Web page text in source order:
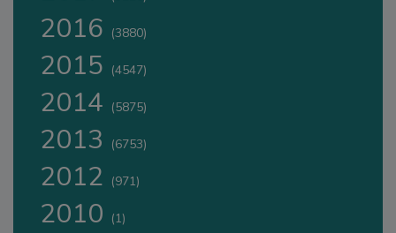
2016 (3880)
2015 (4547)
2014 (5875)
2013 (6753)
2012 (971)
2010 (1)